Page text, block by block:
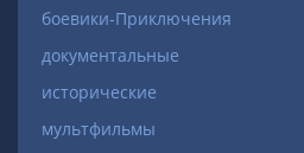
боевики-Приключения
документальные
исторические
мультфильмы